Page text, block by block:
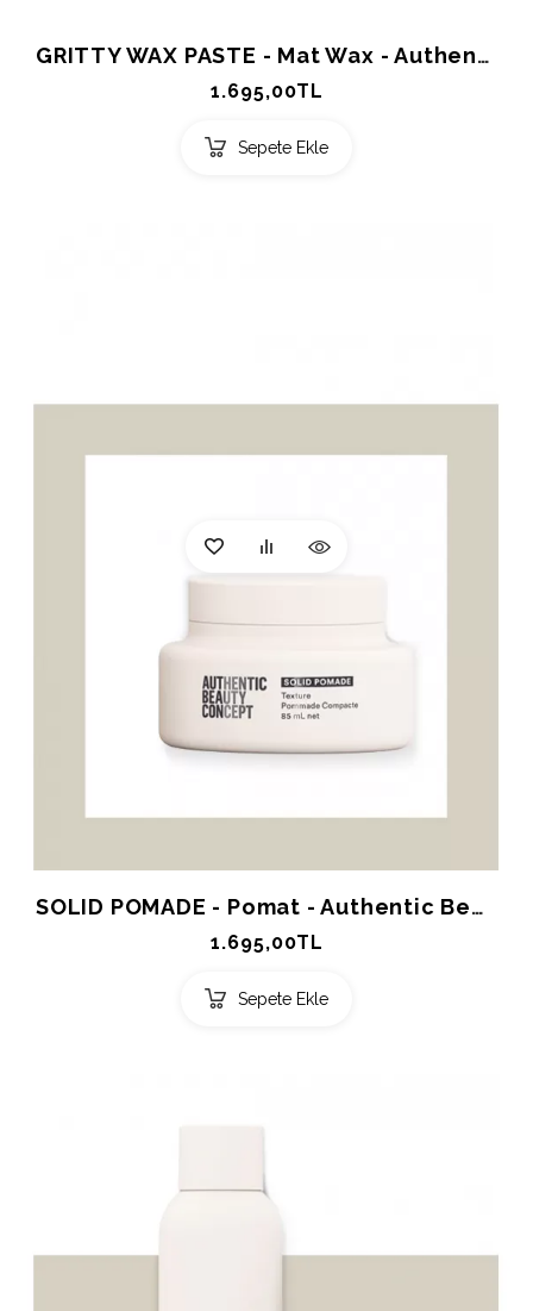
GRITTY WAX PASTE - Mat Wax - Authentic Beauty Concept 85ml.
1.695,00TL
Sepete Ekle
SOLID POMADE - Pomat - Authentic Beauty Concept 85ml.
1.695,00TL
Sepete Ekle